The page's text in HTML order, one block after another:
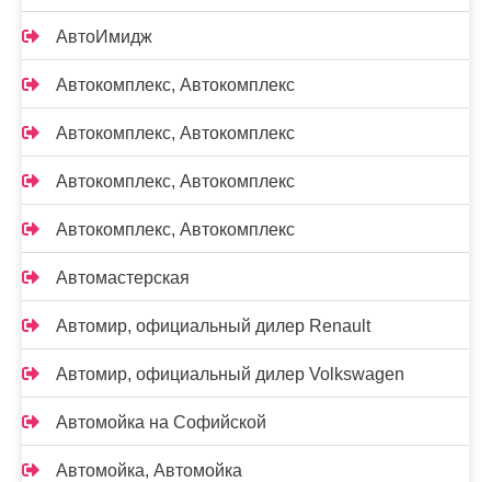
АвтоИмидж
Автокомплекс, Автокомплекс
Автокомплекс, Автокомплекс
Автокомплекс, Автокомплекс
Автокомплекс, Автокомплекс
Автомастерская
Автомир, официальный дилер Renault
Автомир, официальный дилер Volkswagen
Автомойка на Софийской
Автомойка, Автомойка